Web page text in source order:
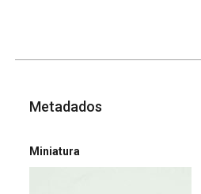
Metadados
Miniatura